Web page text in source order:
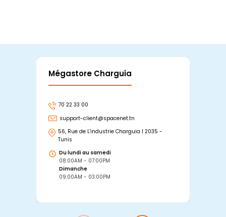
Mégastore Charguia
70 22 33 00
support-client@spacenet.tn
56, Rue de L'industrie Charguia I 2035 -
Tunis
Du lundi au samedi
08:00AM - 07:00PM
Dimanche
09:00AM - 03:00PM